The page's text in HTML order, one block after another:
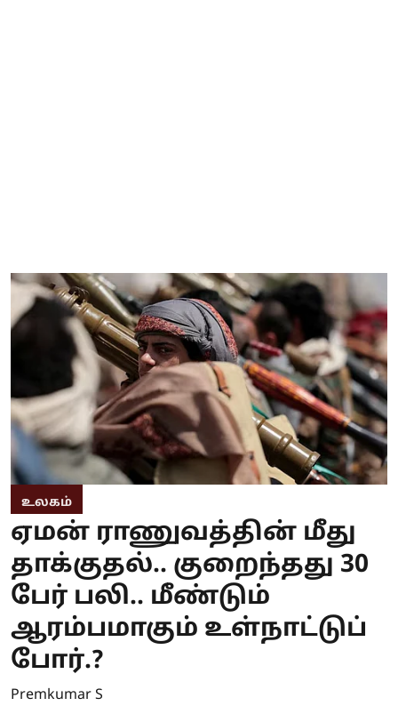
உலகம்
ஏமன் ராணுவத்தின் மீது
தாக்குதல்.. குறைந்தது 30
பேர் பலி.. மீண்டும்
ஆரம்பமாகும் உள்நாட்டுப்
போர்.?
Premkumar S